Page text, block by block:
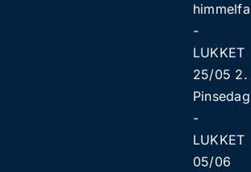
​​-
LUKKET
25/05 2.
Pinsedag
​​-
LUKKET
05/06